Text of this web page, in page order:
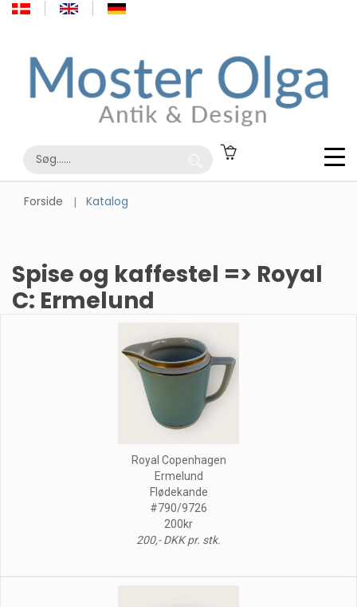
Forside Katalog
Spise og kaffestel => Royal
C: Ermelund
Royal Copenhagen
Ermelund
Flødekande
#790/9726
200kr
200,- DKK pr. stk.